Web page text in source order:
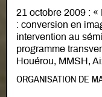
21 octobre 2009 : «
: conversion en
intervention au
programme
Houérou, MMSH,
ORGANISATION DE